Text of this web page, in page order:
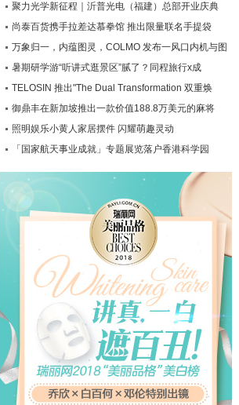
聚力光学新征程｜沂普光电（福建）总部开业庆典
尚泰百货携手拉差达慕拳馆 推出限量联名手提袋
万象归一，内蕴图灵，COLMO 发布一风口内机与图
暑期研学游“听讲式逛景区”腻了？同程旅行x成
TELOSIN 推出"The Dual Transformation 双重焕
御鼎丰在新加坡推出一款价值188.8万美元的麻将
照明娱乐小黄人家居摆件 闪耀萌趣灵动
「国家航天事业成就」专题展览落户香港科学园